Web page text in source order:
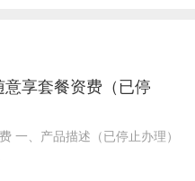
意享套餐资费（已停
一、产品描述（已停止办理）